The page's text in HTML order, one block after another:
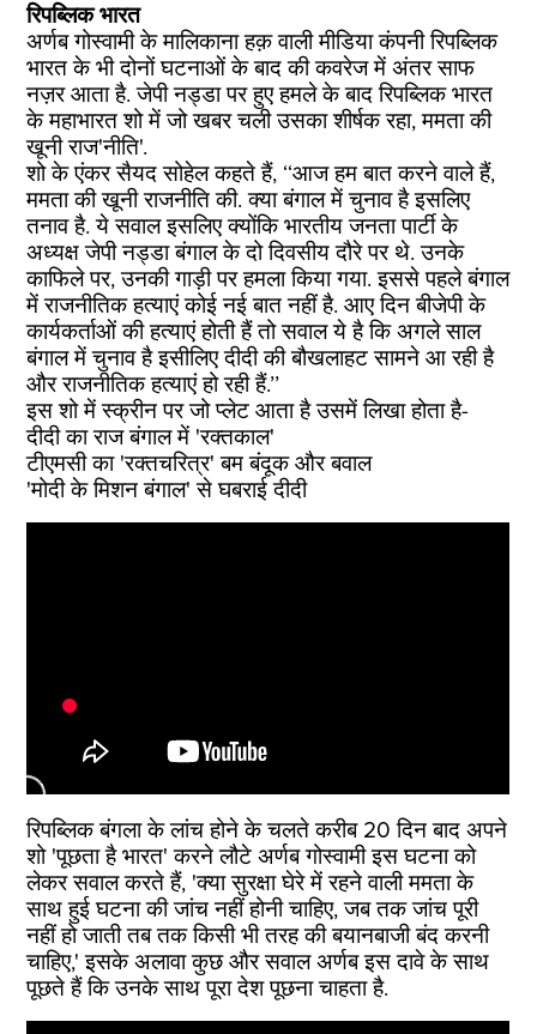
रिपब्लिक भारत
अर्णब गोस्वामी के मालिकाना हक़ वाली मीडिया कंपनी रिपब्लिक
भारत के भी दोनों घटनाओं के बाद की कवरेज में अंतर साफ
नज़र आता है. जेपी नड्डा पर हुए हमले के बाद रिपब्लिक भारत
के महाभारत शो में जो खबर चली उसका शीर्षक रहा, ममता की
खूनी राज'नीति'.
शो के एंकर सैयद सोहेल कहते हैं, ‘‘आज हम बात करने वाले हैं,
ममता की खूनी राजनीति की. क्या बंगाल में चुनाव है इसलिए
तनाव है. ये सवाल इसलिए क्योंकि भारतीय जनता पार्टी के
अध्यक्ष जेपी नड्डा बंगाल के दो दिवसीय दौरे पर थे. उनके
काफिले पर, उनकी गाड़ी पर हमला किया गया. इससे पहले बंगाल
में राजनीतिक हत्याएं कोई नई बात नहीं है. आए दिन बीजेपी के
कार्यकर्ताओं की हत्याएं होती हैं तो सवाल ये है कि अगले साल
बंगाल में चुनाव है इसीलिए दीदी की बौखलाहट सामने आ रही है
और राजनीतिक हत्याएं हो रही हैं.’’
इस शो में स्क्रीन पर जो प्लेट आता है उसमें लिखा होता है-
दीदी का राज बंगाल में 'रक्तकाल'
टीएमसी का 'रक्तचरित्र' बम बंदूक और बवाल
'मोदी के मिशन बंगाल' से घबराई दीदी
रिपब्लिक बंगला के लांच होने के चलते करीब 20 दिन बाद अपने
शो 'पूछता है भारत' करने लौटे अर्णब गोस्वामी इस घटना को
लेकर सवाल करते हैं, 'क्या सुरक्षा घेरे में रहने वाली ममता के
साथ हुई घटना की जांच नहीं होनी चाहिए, जब तक जांच पूरी
नहीं हो जाती तब तक किसी भी तरह की बयानबाजी बंद करनी
चाहिए,' इसके अलावा कुछ और सवाल अर्णब इस दावे के साथ
पूछते हैं कि उनके साथ पूरा देश पूछना चाहता है.